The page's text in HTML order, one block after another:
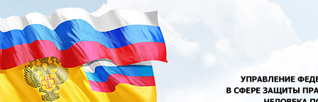
Перейти к основному содержанию